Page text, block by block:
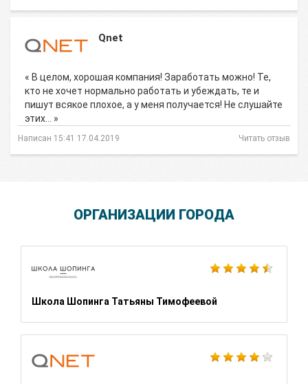
Qnet
« В целом, хорошая компания! Заработать можно! Те,
кто не хочет нормально работать и убеждать, те и
пишут всякое плохое, а у меня получается! Не слушайте
этих… »
Написан 15:41 17.04.2019 Читать отзыв
ОРГАНИЗАЦИИ ГОРОДА
Школа Шопинга Татьяны Тимофеевой